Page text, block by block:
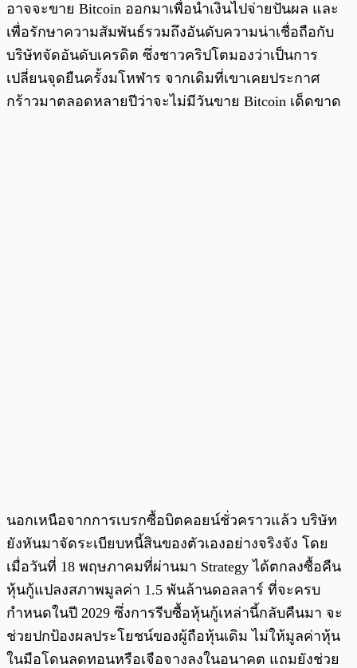
อาจจะขาย Bitcoin ออกมาเพื่อนำเงินไปจ่ายปันผล และ
เพื่อรักษาความสัมพันธ์รวมถึงอันดับความน่าเชื่อถือกับ
บริษัทจัดอันดับเครดิต ซึ่งชาวคริปโตมองว่าเป็นการ
เปลี่ยนจุดยืนครั้งมโหฬาร จากเดิมที่เขาเคยประกาศ
กร้าวมาตลอดหลายปีว่าจะไม่มีวันขาย Bitcoin เด็ดขาด
นอกเหนือจากการเบรกซื้อบิตคอยน์ชั่วคราวแล้ว บริษัท
ยังหันมาจัดระเบียบหนี้สินของตัวเองอย่างจริงจัง โดย
เมื่อวันที่ 18 พฤษภาคมที่ผ่านมา Strategy ได้ตกลงซื้อคืน
หุ้นกู้แปลงสภาพมูลค่า 1.5 พันล้านดอลลาร์ ที่จะครบ
กำหนดในปี 2029 ซึ่งการรีบซื้อหุ้นกู้เหล่านี้กลับคืนมา จะ
ช่วยปกป้องผลประโยชน์ของผู้ถือหุ้นเดิม ไม่ให้มูลค่าหุ้น
ในมือโดนลดทอนหรือเจือจางลงในอนาคต แถมยังช่วย